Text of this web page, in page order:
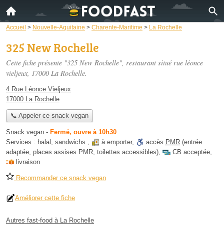
Accueil > Nouvelle-Aquitaine > Charente-Maritime > La Rochelle
325 New Rochelle
Cette fiche présente "325 New Rochelle", restaurant situé rue léonce
vieljeux, 17000 La Rochelle.
4 Rue Léonce Vieljeux
17000 La Rochelle
📞 Appeler ce snack vegan
Snack vegan - Fermé, ouvre à 10h30
Services : halal , sandwichs , à emporter, accès PMR (entrée
adaptée, places assises PMR, toilettes accessibles), CB acceptée,
livraison
Recommander ce snack vegan
Améliorer cette fiche
Autres fast-food à La Rochelle